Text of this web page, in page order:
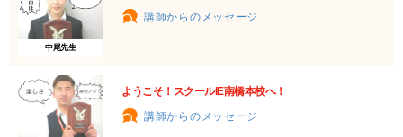
中尾先生
講師からのメッセージ
ようこそ！スクールIE南橋本校へ！
講師からのメッセージ